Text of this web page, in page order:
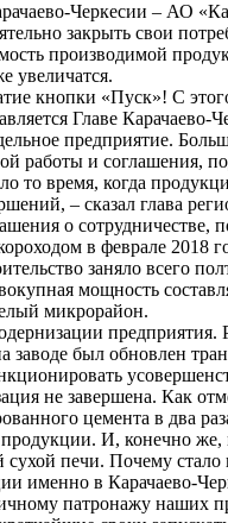
Черкесии – АО
закрыть свои
производимой
увеличатся.
кнопки «Пуск»! С
Главе Карачаево-
предприятие.
работы и
то время, когда
– сказал глава
о сотрудничестве,
в феврале 2018
заняло всего
мощность
микрорайон.
был обновлен
не завершена. Как
цемента в два
И, конечно же,
сухой печи. Почему
именно в Карачаево-
патронажу наших